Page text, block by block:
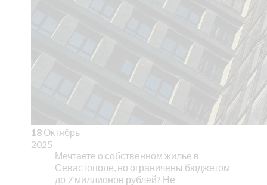
18 Октябрь
2025
Мечтаете о собственном жилье в
Севастополе, но ограничены бюджетом
до 7 миллионов рублей? Не